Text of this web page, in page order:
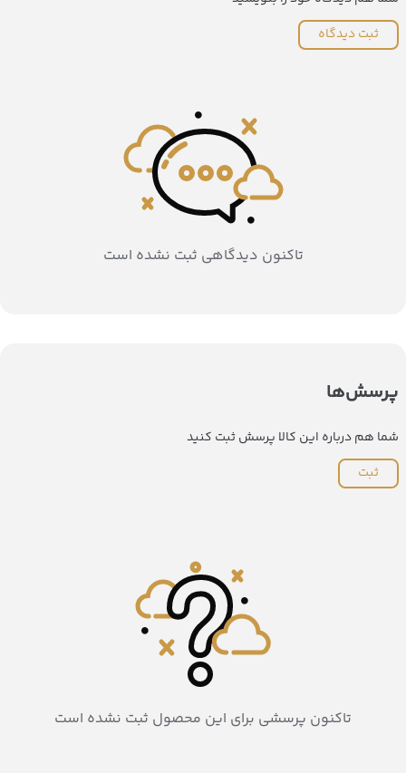
ثبت دیدگاه
تاکنون دیدگاهی ثبت نشده است
پرسش‌ها
شما هم درباره این کالا پرسش ثبت کنید
ثبت
تاکنون پرسشی برای این محصول ثبت نشده است